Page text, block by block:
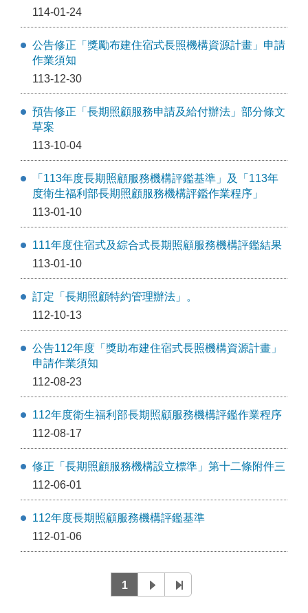
114-01-24
公告修正「獎勵布建住宿式長照機構資源計畫」申請
作業須知
113-12-30
預告修正「長期照顧服務申請及給付辦法」部分條文
草案
113-10-04
「113年度長期照顧服務機構評鑑基準」及「113年
度衛生福利部長期照顧服務機構評鑑作業程序」
113-01-10
111年度住宿式及綜合式長期照顧服務機構評鑑結果
113-01-10
訂定「長期照顧特約管理辦法」。
112-10-13
公告112年度「獎助布建住宿式長照機構資源計畫」
申請作業須知
112-08-23
112年度衛生福利部長期照顧服務機構評鑑作業程序
112-08-17
修正「長期照顧服務機構設立標準」第十二條附件三
112-06-01
112年度長期照顧服務機構評鑑基準
112-01-06
1